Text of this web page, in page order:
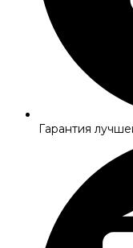
Гарантия